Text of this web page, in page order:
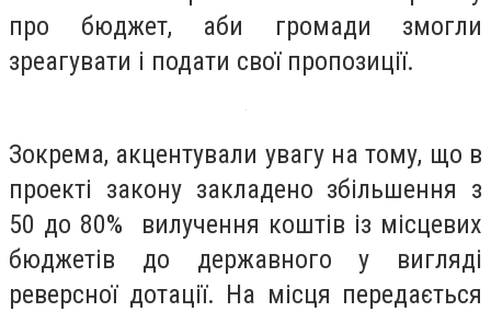
про бюджет, аби громади змогли
зреагувати і подати свої пропозиції.
Зокрема, акцентували увагу на тому, що в
проекті закону закладено збільшення з
50 до 80% вилучення коштів із місцевих
бюджетів до державного у вигляді
реверсної дотації. На місця передається